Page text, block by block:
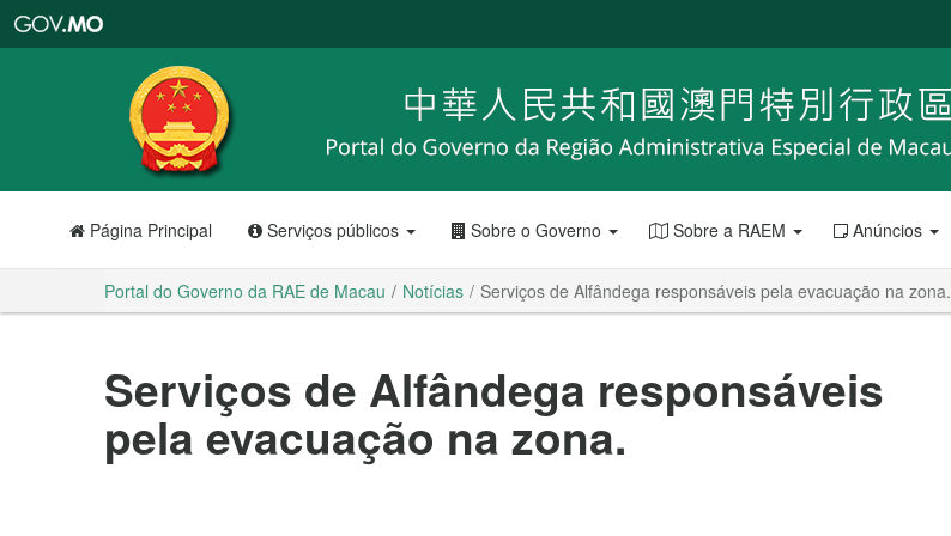
RAE
de
Macau
Página Principal Serviços públicos Sobre o Governo Sobre a RAEM Anúncios
Portal do Governo da RAE de Macau Notícias Serviços de Alfândega responsáveis pela evacuação na zona.
Serviços de Alfândega responsáveis
pela evacuação na zona.